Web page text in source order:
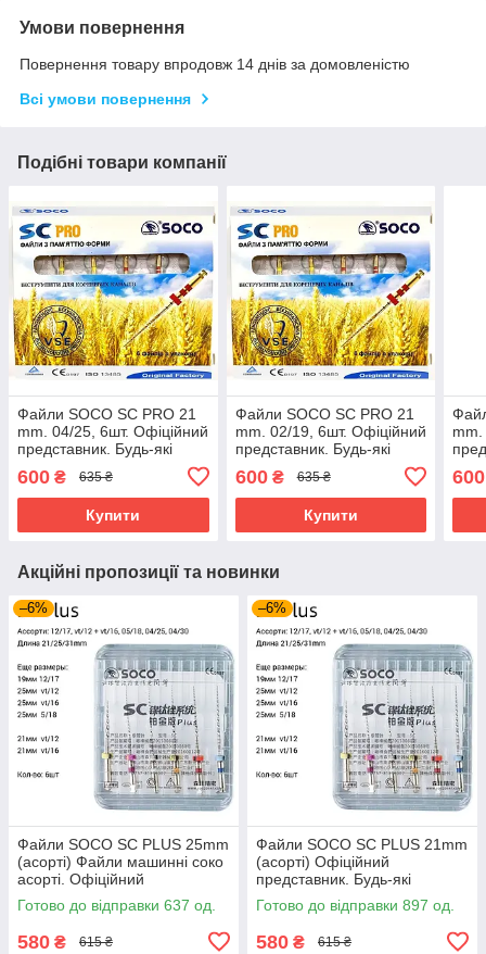
Умови повернення
Повернення товару впродовж 14 днів за домовленістю
Всі умови повернення
Подібні товари компанії
Файли SOCO SC PRO 21
mm. 04/25, 6шт. Офіційний
представник. Будь-які
наявності.
600 ₴ 635 ₴
Купити
Файли SOCO SC PRO 21
mm. 02/19, 6шт. Офіційний
представник. Будь-які
наявності.
600₴ 635 ₴
Купити
600
Акційні пропозиції та новинки
–6%
Файли SOCO SC PLUS 25mm
(асорті) Файли машинні соко
асорті. Офіційний
представник. Будь-які
розміри
Готово до відправки 637 од.
580 ₴ 615 ₴
–6%
Файли SOCO SC PLUS 21mm
(асорті) Офіційний
представник. Будь-які
розміри завжди в наявності.
Готово до відправки 897 од.
580 ₴ 615 ₴